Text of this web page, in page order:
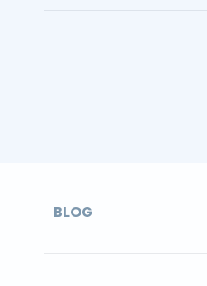
BLOG